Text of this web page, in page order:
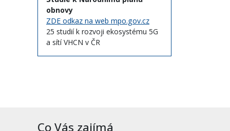
obnovy
ZDE odkaz na web mpo.gov.cz
25 studií k rozvoji ekosystému 5G
a sítí VHCN v ČR
Co Vás zajímá